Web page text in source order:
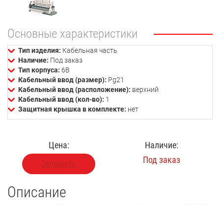
Основные характеристики
Тип изделия: Кабельная часть
Наличие: Под заказ
Тип корпуса: 6В
Кабельный ввод (размер): Pg21
Кабельный ввод (расположение): верхний
Кабельный ввод (кол-во): 1
Защитная крышка в комплекте: нет
Цена:
Запросить
Наличие:
Под заказ
Описание